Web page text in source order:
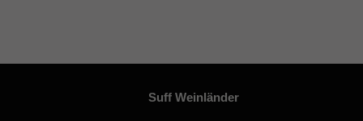
Suff Weinländer